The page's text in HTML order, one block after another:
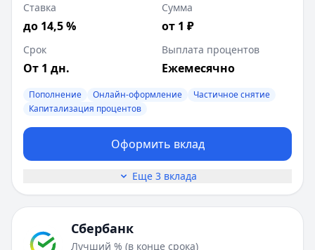
Ставка
до 14,5 %
Сумма
от 1 ₽
Срок
От 1 дн.
Выплата процентов
Ежемесячно
Пополнение Онлайн-оформление
Частичное снятие
Капитализация процентов
Оформить вклад
Еще 3 вклада
Сбербанк
Лучший % (в конце срока)